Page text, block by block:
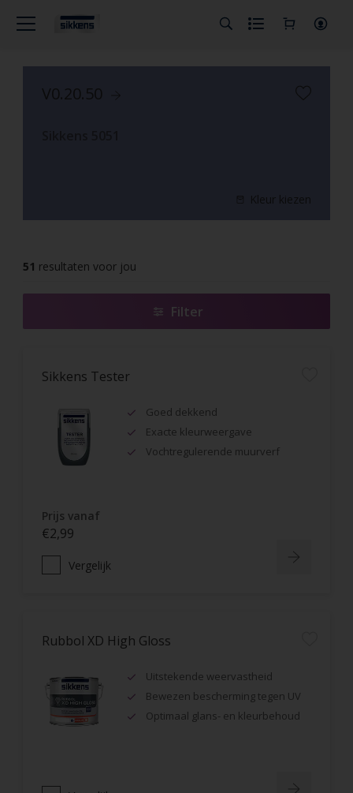
V0.20.50
Kleur kiezen
51 resultaten voor jou
Filter
Sikkens Tester
Goed dekkend
Exacte kleurweergave
Vochtregulerende muurverf
Prijs vanaf
€2,99
Vergelijk
Rubbol XD High Gloss
Uitstekende weervastheid
Bewezen bescherming tegen UV
Optimaal glans- en kleurbehoud